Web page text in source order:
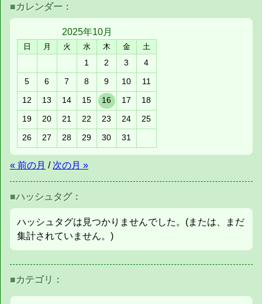
■カレンダー：
2025年10月
日 月 火 水 木 金 土
1 2 3
4
5
6 7 8 9 10
11
12
13 14 15 16 17
18
19
20 21 22 23 24
25
26
27 28 29 30 31
« 前の月 / 次の月 »
■ハッシュタグ：
ハッシュタグは見つかりませんでした。(または、まだ
集計されていません。)
■カテゴリ：